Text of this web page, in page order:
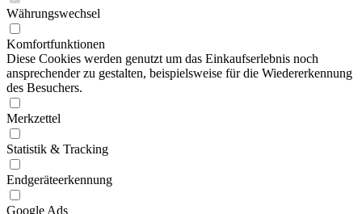
Währungswechsel
Komfortfunktionen
Diese Cookies werden genutzt um das Einkaufserlebnis noch
ansprechender zu gestalten, beispielsweise für die Wiedererkennung
des Besuchers.
Merkzettel
Statistik & Tracking
Endgeräteerkennung
Google Ads